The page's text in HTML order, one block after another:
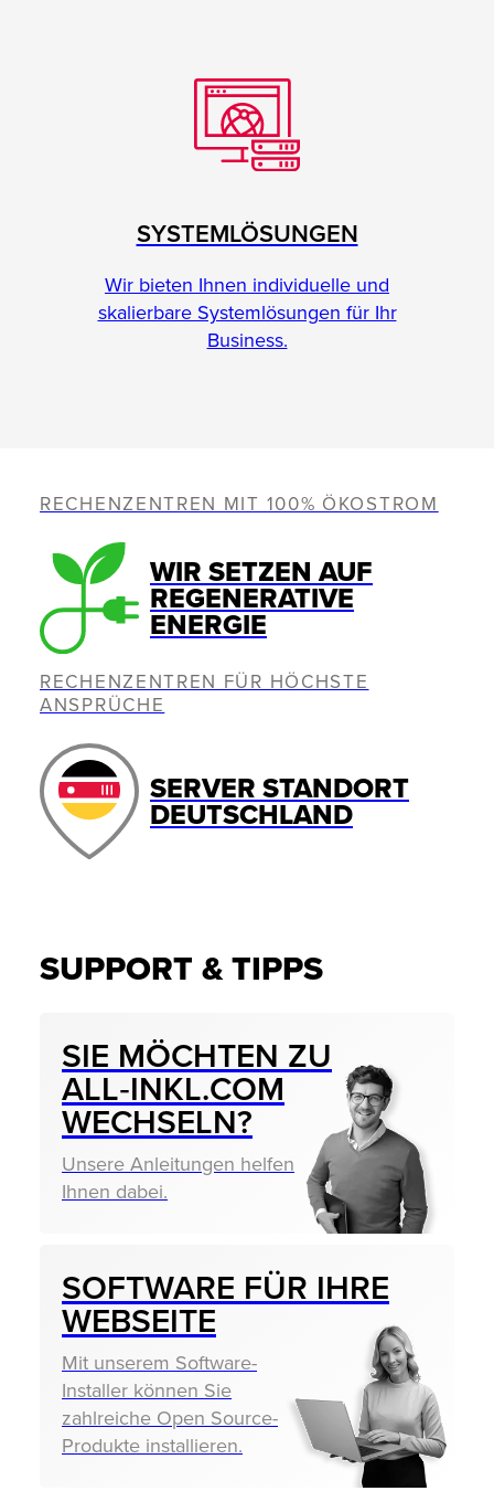
SYSTEMLÖSUNGEN
Wir bieten Ihnen individuelle und
skalierbare Systemlösungen für Ihr
Business.
RECHENZENTREN MIT 100% ÖKOSTROM
WIR SETZEN AUF
REGENERATIVE
ENERGIE
RECHENZENTREN FÜR HÖCHSTE
ANSPRÜCHE
SERVER STANDORT
DEUTSCHLAND
SUPPORT & TIPPS
SIE MÖCHTEN ZU
ALL‑INKL.COM
WECHSELN?
Unsere Anleitungen helfen
Ihnen dabei.
SOFTWARE FÜR IHRE
WEBSEITE
Mit unserem Software-
Installer können Sie
zahlreiche Open Source-
Produkte installieren.